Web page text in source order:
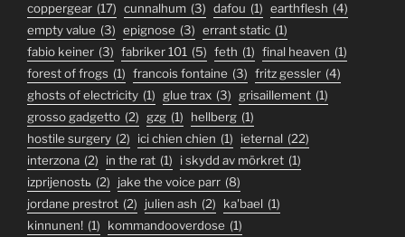
coppergear (17) cunnalhum (3) dafou (1) earthflesh (4)
empty value (3) epignose (3) errant static (1)
fabio keiner (3) fabriker 101 (5) feth (1) final heaven (1)
forest of frogs (1) francois fontaine (3) fritz gessler (4)
ghosts of electricity (1) glue trax (3) grisaillement (1)
grosso gadgetto (2) gzg (1) hellberg (1)
hostile surgery (2) ici chien chien (1) ieternal (22)
interzona (2) in the rat (1) i skydd av mörkret (1)
izprijenostь (2) jake the voice parr (8)
jordane prestrot (2) julien ash (2) ka'bael (1)
kinnunen! (1) kommandooverdose (1)